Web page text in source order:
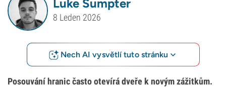
Luke Sumpter
8 Leden 2026
Nech AI vysvětlí tuto stránku
Posouvání hranic často otevírá dveře k novým zážitkům.